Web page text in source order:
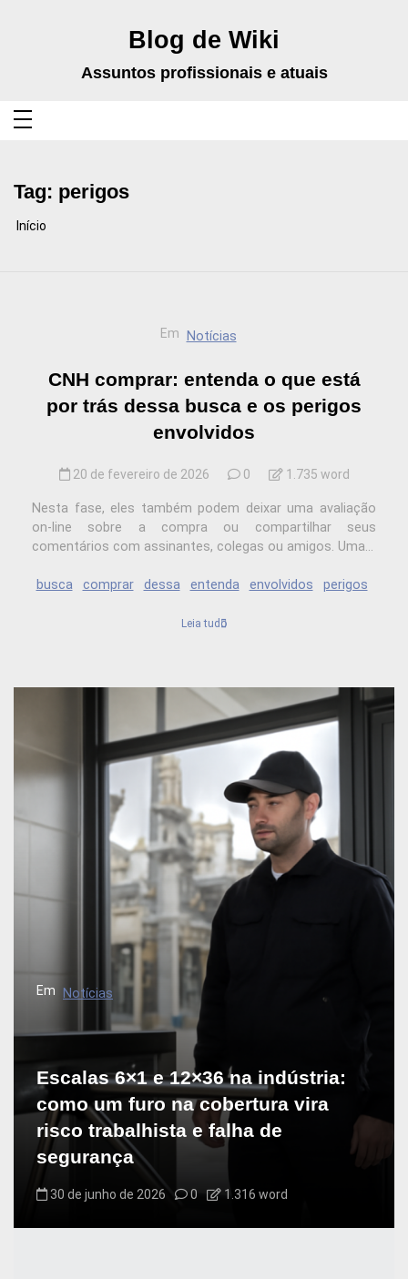
Blog de Wiki
Assuntos profissionais e atuais
Tag: perigos
Início
Em Notícias
CNH comprar: entenda o que está
por trás dessa busca e os perigos
envolvidos
20 de fevereiro de 2026 0 1.735 word
Nesta fase, eles também podem deixar uma avaliação
on-line sobre a compra ou compartilhar seus
comentários com assinantes, colegas ou amigos. Uma...
busca comprar dessa entenda envolvidos perigos
Leia tudo
Em Notícias
Escalas 6×1 e 12×36 na indústria:
como um furo na cobertura vira
risco trabalhista e falha de
segurança
30 de junho de 2026 0 1.316 word